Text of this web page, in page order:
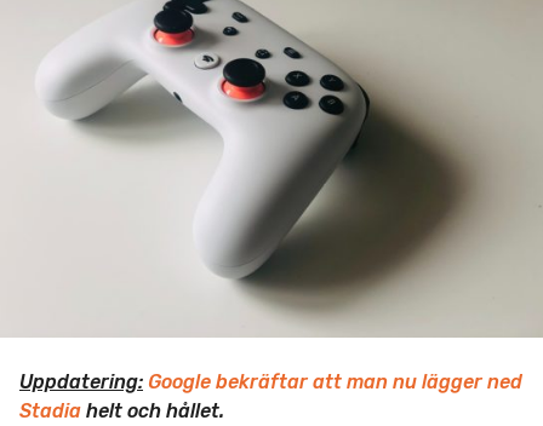
Uppdatering: Google bekräftar att man nu lägger ned
Stadia helt och hållet.